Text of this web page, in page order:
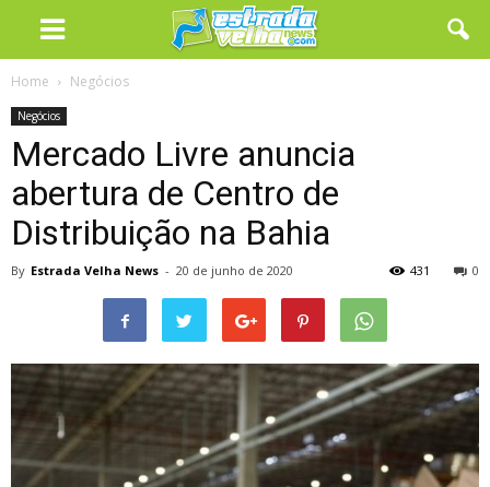
Home Negócios
Negócios
Mercado Livre anuncia
abertura de Centro de
Distribuição na Bahia
By Estrada Velha News - 20 de junho de 2020 0
431